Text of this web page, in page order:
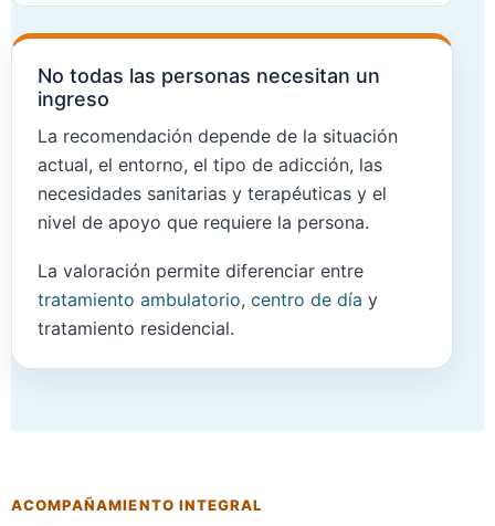
No todas las personas necesitan un
ingreso
La recomendación depende de la situación
actual, el entorno, el tipo de adicción, las
necesidades sanitarias y terapéuticas y el
nivel de apoyo que requiere la persona.
La valoración permite diferenciar entre
tratamiento ambulatorio, centro de día y
tratamiento residencial.
ACOMPAÑAMIENTO INTEGRAL